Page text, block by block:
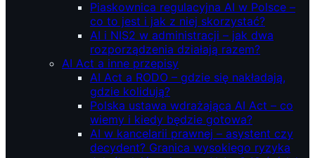
Piaskownica regulacyjna AI w Polsce –
co to jest i jak z niej skorzystać?
AI i NIS2 w administracji – jak dwa
rozporządzenia działają razem?
AI Act a inne przepisy
AI Act a RODO – gdzie się nakładają,
gdzie kolidują?
Polska ustawa wdrażająca AI Act – co
wiemy i kiedy będzie gotowa?
AI w kancelarii prawnej – asystent czy
decydent? Granica wysokiego ryzyka